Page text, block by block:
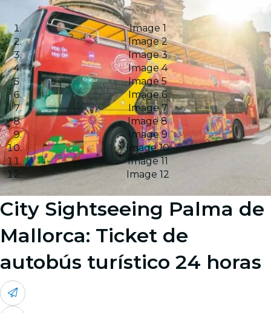
Image 1
Image 2
Image 3
Image 4
Image 5
Image 6
Image 7
Image 8
Image 9
Image 10
Image 11
Image 12
City Sightseeing Palma de
Mallorca: Ticket de
autobús turístico 24 horas